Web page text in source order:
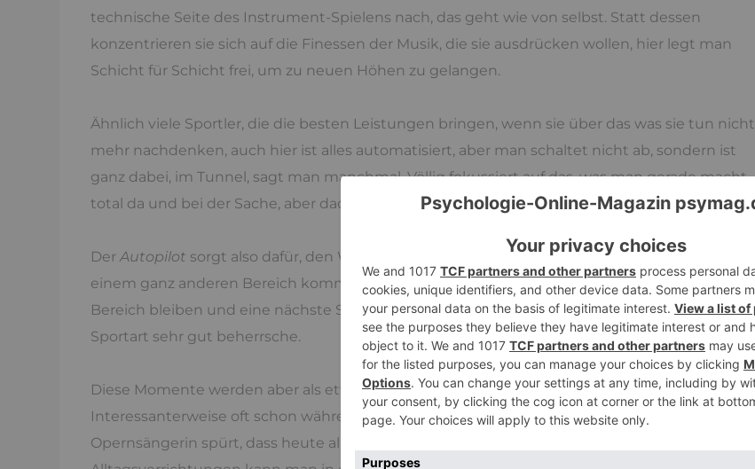
technische Seite des Instrument-Spielens nach, das geht wie von selbst. Statt dessen
konzentrieren sie sich auf die Finessen der Musik, die sie ausdrücken wollen, hier legt man
Schicht für Schicht frei, um zu neuen Höhen zu gelangen.
Ähnlich viele Sportler, die die besten Leistungen bringen, wenn sie über das was sie tun nicht
mehr nachdenken, auch hier ist alles automatisiert, aber man schaltet nicht ab, sondern ist
ganz dabei, im Tunnel, sagt man manchmal. Völlig fokussiert auf das, was man gerade macht,
total da und bei der Sache, aber dadurch tritt die Welt um sie herum in den Hintergrund.
DerAutopilot sorgt also dafür, den Weg für andere Erfahrungen zu ebnen, die entweder aus
einem ganz anderen Bereich kommen, man fährt Auto und unterhält sich, oder in dem
Bereich bleiben und eine nächste Stufe ermöglichen, wenn ich ein Instrument oder eine
Sportart sehr gut beherrsche.
Diese Momente werden aber als etwas erlebt, in denen alles stimmt und passt.
Interessanterweise oft schon während dessen, nicht erst in der Rückschau. Die
Opernsängerin spürt, dass heute alles leicht fällt, ebenso der Snooker Spieler und auch bei